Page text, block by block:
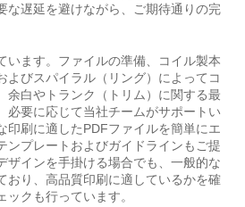
な遅延を避けながら、ご期待通りの完
います。ファイルの準備、コイル製本
よびスパイラル（リング）によってコ
余白やトランク（トリム）に関する最
必要に応じて当社チームがサポートい
印刷に適したPDFファイルを簡単にエ
ンプレートおよびガイドラインもご提
ザインを手掛ける場合でも、一般的な
おり、高品質印刷に適しているかを確
クも行っています。